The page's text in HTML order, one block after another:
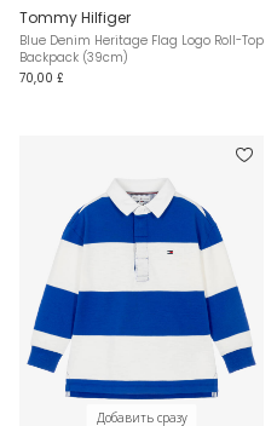
Tommy Hilfiger
Blue Denim Heritage Flag Logo Roll-Top
Backpack (39cm)
70,00 £
Добавить сразу